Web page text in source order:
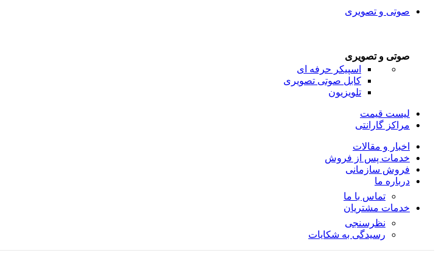
صوتی و تصویری
صوتی و تصویری
اسپیکر حرفه ای
کابل صوتی تصویری
تلویزیون
لیست قیمت
مراکز گارانتی
اخبار و مقالات
خدمات پس از فروش
فروش سازمانی
درباره ما
تماس با ما
خدمات مشتریان
نظرسنجی
رسیدگی به شکایات